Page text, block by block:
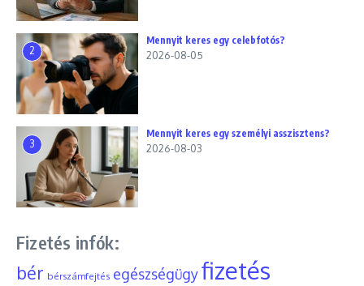
2
Mennyit keres egy celebfotós?
2026-08-05
3
Mennyit keres egy személyi asszisztens?
2026-08-03
Fizetés infók:
bér bérszámfejtés egészségügyfizetés